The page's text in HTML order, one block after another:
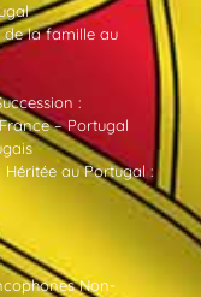
la famille au
:
– Portugal
au Portugal :
Non-